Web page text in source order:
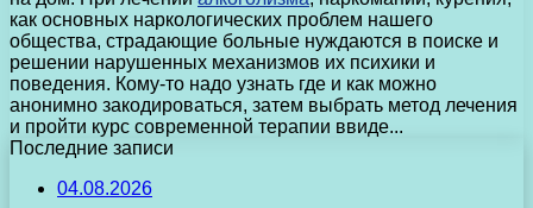
как основных наркологических проблем нашего
общества, страдающие больные нуждаются в поиске и
решении нарушенных механизмов их психики и
поведения. Кому-то надо узнать где и как можно
анонимно закодироваться, затем выбрать метод лечения
и пройти курс современной терапии ввиде...
Последние записи
04.08.2026